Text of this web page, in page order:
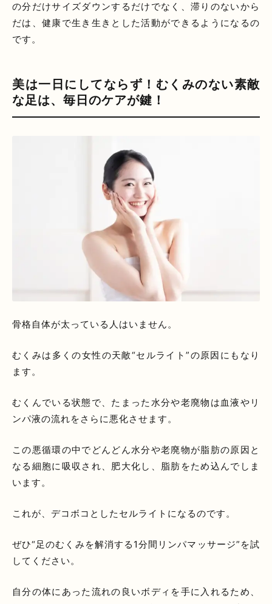
の分だけサイズダウンするだけでなく、滞りのないから
だは、健康で生き生きとした活動ができるようになるの
です。
美は一日にしてならず！むくみのない素敵
な足は、毎日のケアが鍵！
骨格自体が太っている人はいません。
むくみは多くの女性の天敵“セルライト”の原因にもなり
ます。
むくんでいる状態で、たまった水分や老廃物は血液やリ
ンパ液の流れをさらに悪化させます。
この悪循環の中でどんどん水分や老廃物が脂肪の原因と
なる細胞に吸収され、肥大化し、脂肪をため込んでしま
います。
これが、デコボコとしたセルライトになるのです。
ぜひ“足のむくみを解消する1分間リンパマッサージ”を試
してください。
自分の体にあった流れの良いボディを手に入れるため、